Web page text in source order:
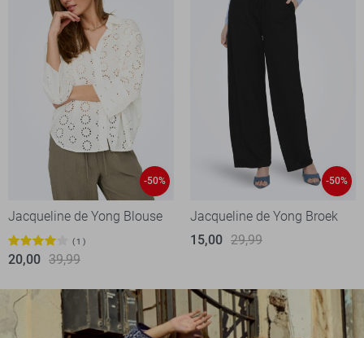
-50%
Jacqueline de Yong Blouse
1
20,00 39,99
-50%
Jacqueline de Yong Broek
15,00 29,99